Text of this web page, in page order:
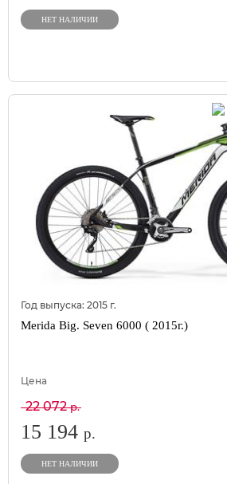
НЕТ НАЛИЧИИ
Год выпуска: 2015 г.
Merida Big. Seven 6000 ( 2015г.)
Цена
22 072р.
15 194 р.
НЕТ НАЛИЧИИ